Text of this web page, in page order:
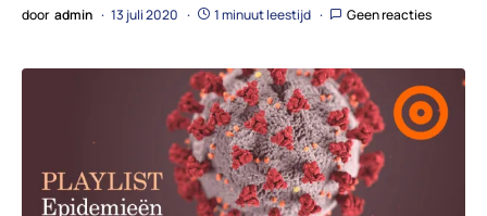
door admin 13 juli 2020 1 minuut leestijd Geen reacties